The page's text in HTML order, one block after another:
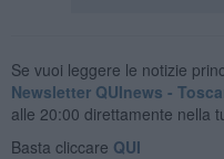
Se vuoi leggere le notizie
Newsletter QUInews -
alle 20:00 direttamente nella
Basta cliccare QUI